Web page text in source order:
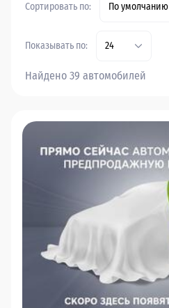
Сортировать по: По умолчанию
Показывать по: 24
Найдено 39 автомобилей